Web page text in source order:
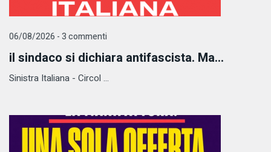
06/08/2026 - 3 commenti
il sindaco si dichiara antifascista. Ma...
Sinistra Italiana - Circol ...